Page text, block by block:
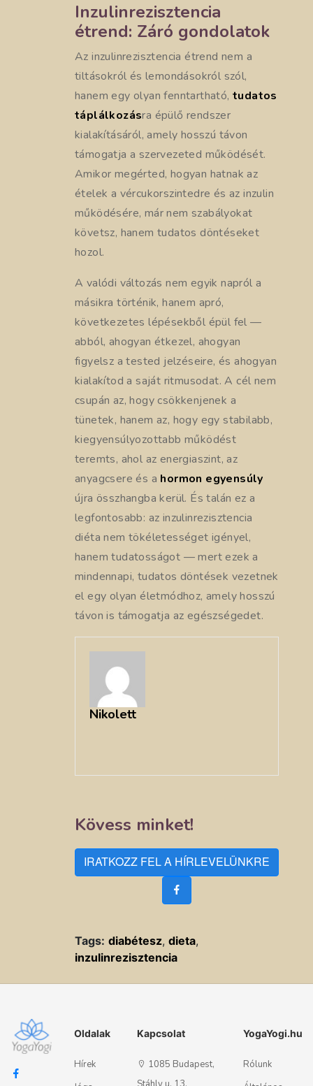
Inzulinrezisztencia
étrend: Záró gondolatok
Az inzulinrezisztencia étrend nem a
tiltásokról és lemondásokról szól,
hanem egy olyan fenntartható, tudatos
táplálkozásra épülő rendszer
kialakításáról, amely hosszú távon
támogatja a szervezeted működését.
Amikor megérted, hogyan hatnak az
ételek a vércukorszintedre és az inzulin
működésére, már nem szabályokat
követsz, hanem tudatos döntéseket
hozol.
A valódi változás nem egyik napról a
másikra történik, hanem apró,
következetes lépésekből épül fel —
abból, ahogyan étkezel, ahogyan
figyelsz a tested jelzéseire, és ahogyan
kialakítod a saját ritmusodat. A cél nem
csupán az, hogy csökkenjenek a
tünetek, hanem az, hogy egy stabilabb,
kiegyensúlyozottabb működést
teremts, ahol az energiaszint, az
anyagcsere és a hormon egyensúly
újra összhangba kerül. És talán ez a
legfontosabb: az inzulinrezisztencia
diéta nem tökéletességet igényel,
hanem tudatosságot — mert ezek a
mindennapi, tudatos döntések vezetnek
el egy olyan életmódhoz, amely hosszú
távon is támogatja az egészségedet.
Nikolett
Kövess minket!
IRATKOZZ FEL A HÍRLEVELÜNKRE
Tags: diabétesz, dieta,
inzulinrezisztencia
Oldalak
Hírek
Kapcsolat
1085 Budapest,
YogaYogi.hu
Rólunk